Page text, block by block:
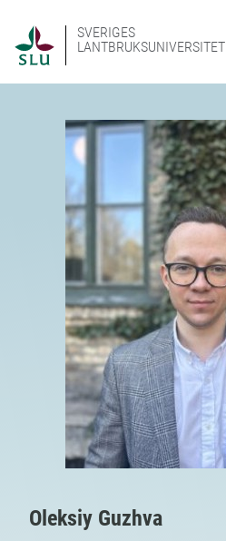
SVERIGES
LANTBRUKSUNIVERSITET
Oleksiy Guzhva